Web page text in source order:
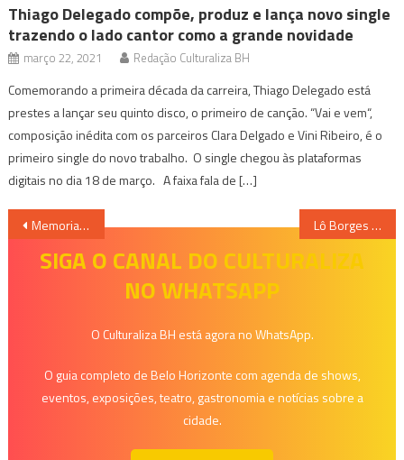
Thiago Delegado compõe, produz e lança novo single
trazendo o lado cantor como a grande novidade
março 22, 2021 Redação Culturaliza BH
Comemorando a primeira década da carreira, Thiago Delegado está
prestes a lançar seu quinto disco, o primeiro de canção. “Vai e vem“,
composição inédita com os parceiros Clara Delgado e Vini Ribeiro, é o
primeiro single do novo trabalho. O single chegou às plataformas
digitais no dia 18 de março. A faixa fala de […]
Navegação
Memorial Vale Recebe O Espetáculo “Meu Canto de Graça”, com a Cia. Teatral COCCIX Lô Borges canta sucessos dos seus álbuns da década de 70 “Tênis +Clube”
SIGA O CANAL DO CULTURALIZA
NO WHATSAPP
O Culturaliza BH está agora no WhatsApp.
O guia completo de Belo Horizonte com agenda de shows,
eventos, exposições, teatro, gastronomia e notícias sobre a
cidade.